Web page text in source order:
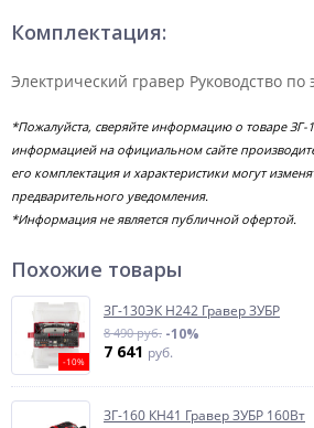
Комплектация:
Электрический гравер Руководство по
*Пожалуйста, сверяйте информацию о товаре ЗГ-
информацией на официальном сайте
его комплектация и характеристики могут
предварительного уведомления.
*Информация не является публичной офертой.
Похожие товары
-10%
ЗГ-130ЭК Н242 Гравер ЗУБР
8 490 руб. -10%
7 641 руб.
ЗГ-160 КН41 Гравер ЗУБР 160Вт